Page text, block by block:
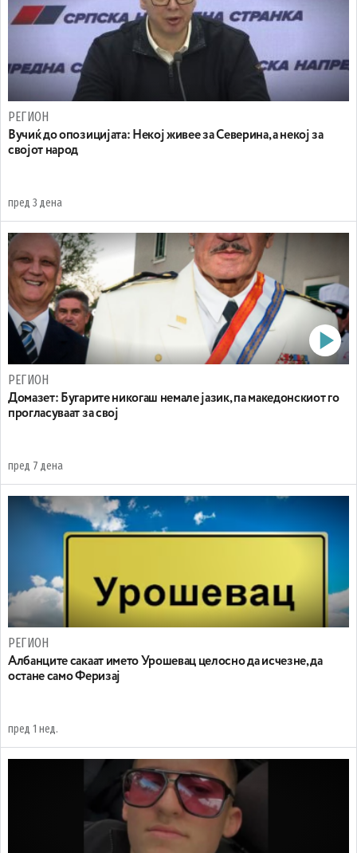
РЕГИОН
Вучиќ до опозицијата: Некој живее за Северина, а некој за
својот народ
пред 3 дена
РЕГИОН
Домазет: Бугарите никогаш немале јазик, па македонскиот го
прогласуваат за свој
пред 7 дена
РЕГИОН
Aлбанците сакаат името Урошевац целосно да исчезне, да
остане само Феризај
пред 1 нед.